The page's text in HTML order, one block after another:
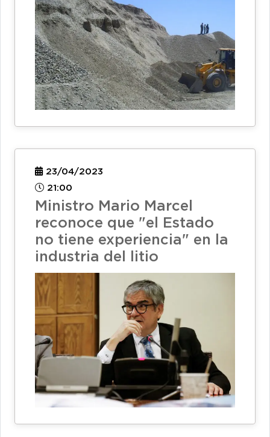
23/04/2023
21:00
Ministro Mario Marcel
reconoce que "el Estado
no tiene experiencia" en la
industria del litio